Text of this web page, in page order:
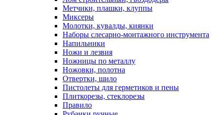
Метчики, плашки, клуппы
Миксеры
Молотки, кувалды, киянки
Наборы слесарно-монтажного инструмента
Напильники
Ножи и лезвия
Ножницы по металлу
Ножовки, полотна
Отвертки, шило
Пистолеты для герметиков и пены
Плиткорезы, стеклорезы
Правило